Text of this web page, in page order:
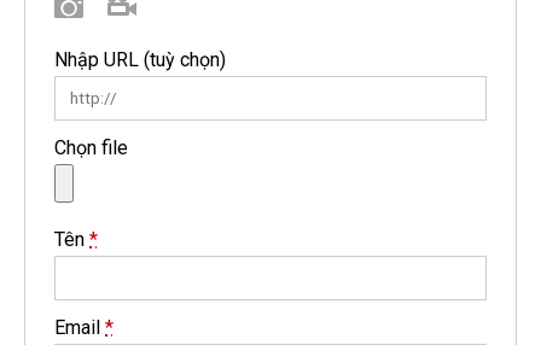
Hình ảnh
Nhập URL (tuỳ chọn)
Chọn file
Tên *
Email *